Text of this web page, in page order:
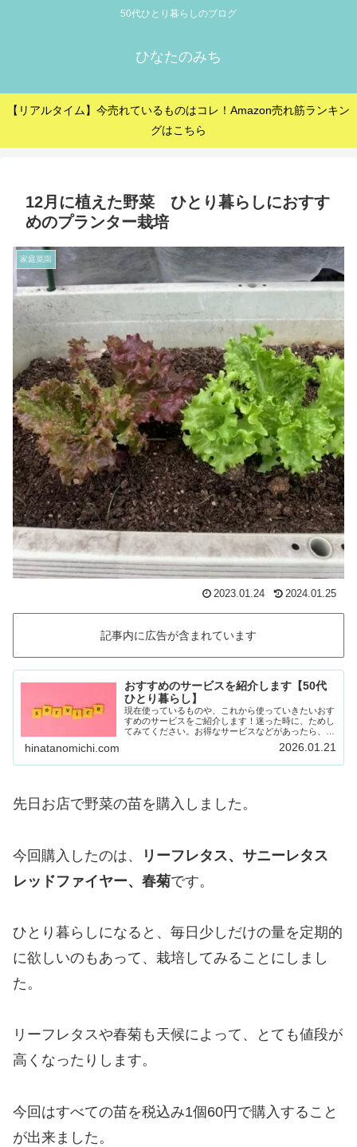
50代ひとり暮らしのブログ
ひなたのみち
【リアルタイム】今売れているものはコレ！Amazon売れ筋ランキン
グはこちら
12月に植えた野菜 ひとり暮らしにおすす
めのプランター栽培
家庭菜園
2023.01.24 2024.01.25
記事内に広告が含まれています
おすすめのサービスを紹介します【50代
ひとり暮らし】
現在使っているものや、これから使っていきたいおす
すめのサービスをご紹介します！迷った時に、ためし
てみてください。お得なサービスなどがあったら、随
時載せていきます！Amazon prime (アマゾンプラ
イム) 30日間の無料体験ができます。…
hinatanomichi.com 2026.01.21
先日お店で野菜の苗を購入しました。
今回購入したのは、
リーフレタス、サニーレタス
レッドファイヤー、春菊です。
ひとり暮らしになると、毎日少しだけの量を定期的
に欲しいのもあって、栽培してみることにしまし
た。
リーフレタスや春菊も天候によって、とても値段が
高くなったりします。
今回はすべての苗を税込み1個60円で購入すること
が出来ました。